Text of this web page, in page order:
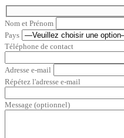
Nom et Prénom
Pays
Téléphone de contact
Adresse e-mail
Répétez l'adresse e-mail
Message (optionnel)